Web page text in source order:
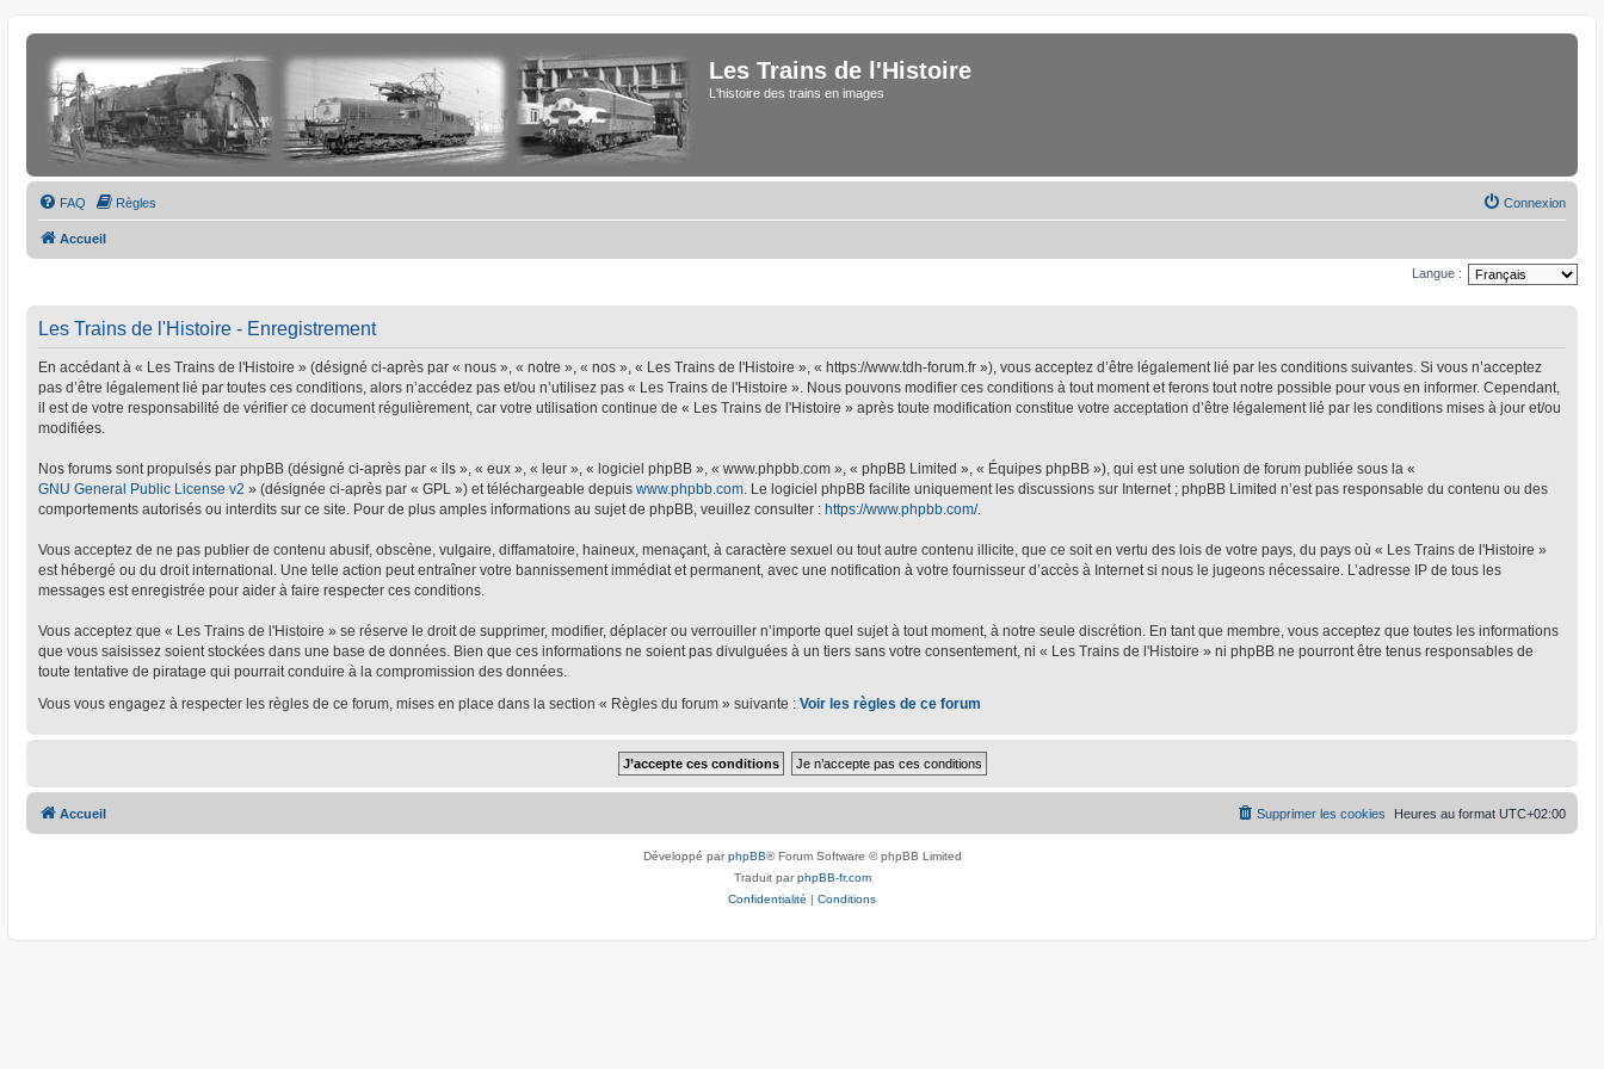
Les Trains de l'Histoire
L'histoire des trains en images
FAQ Règles Connexion
Accueil
Langue :
Les Trains de l'Histoire - Enregistrement
En accédant à « Les Trains de l'Histoire » (désigné ci-après par « nous », « notre », « nos », « Les Trains de l'Histoire », « https://www.tdh-forum.fr »), vous acceptez d’être légalement lié par les conditions suivantes. Si vous n’acceptez
pas d’être légalement lié par toutes ces conditions, alors n’accédez pas et/ou n’utilisez pas « Les Trains de l'Histoire ». Nous pouvons modifier ces conditions à tout moment et ferons tout notre possible pour vous en informer. Cependant,
il est de votre responsabilité de vérifier ce document régulièrement, car votre utilisation continue de « Les Trains de l'Histoire » après toute modification constitue votre acceptation d’être légalement lié par les conditions mises à jour et/ou
modifiées.
Nos forums sont propulsés par phpBB (désigné ci-après par « ils », « eux », « leur », « logiciel phpBB », « www.phpbb.com », « phpBB Limited », « Équipes phpBB »), qui est une solution de forum publiée sous la «
GNU General Public License v2 » (désignée ci-après par « GPL ») et téléchargeable depuis www.phpbb.com . Le logiciel phpBB facilite uniquement les discussions sur Internet ; phpBB Limited n’est pas responsable du contenu ou des
comportements autorisés ou interdits sur ce site. Pour de plus amples informations au sujet de phpBB, veuillez consulter : https://www.phpbb.com/.
Vous acceptez de ne pas publier de contenu abusif, obscène, vulgaire, diffamatoire, haineux, menaçant, à caractère sexuel ou tout autre contenu illicite, que ce soit en vertu des lois de votre pays, du pays où « Les Trains de l'Histoire »
est hébergé ou du droit international. Une telle action peut entraîner votre bannissement immédiat et permanent, avec une notification à votre fournisseur d’accès à Internet si nous le jugeons nécessaire. L’adresse IP de tous les
messages est enregistrée pour aider à faire respecter ces conditions.
Vous acceptez que « Les Trains de l'Histoire » se réserve le droit de supprimer, modifier, déplacer ou verrouiller n’importe quel sujet à tout moment, à notre seule discrétion. En tant que membre, vous acceptez que toutes les informations
que vous saisissez soient stockées dans une base de données. Bien que ces informations ne soient pas divulguées à un tiers sans votre consentement, ni « Les Trains de l'Histoire » ni phpBB ne pourront être tenus responsables de
toute tentative de piratage qui pourrait conduire à la compromission des données.
Vous vous engagez à respecter les règles de ce forum, mises en place dans la section « Règles du forum » suivante : Voir les règles de ce forum
Accueil Heures au format UTC+02:00
Supprimer les cookies
Développé parphpBB® Forum Software © phpBB Limited
Traduit parphpBB-fr.com
Confidentialité | Conditions